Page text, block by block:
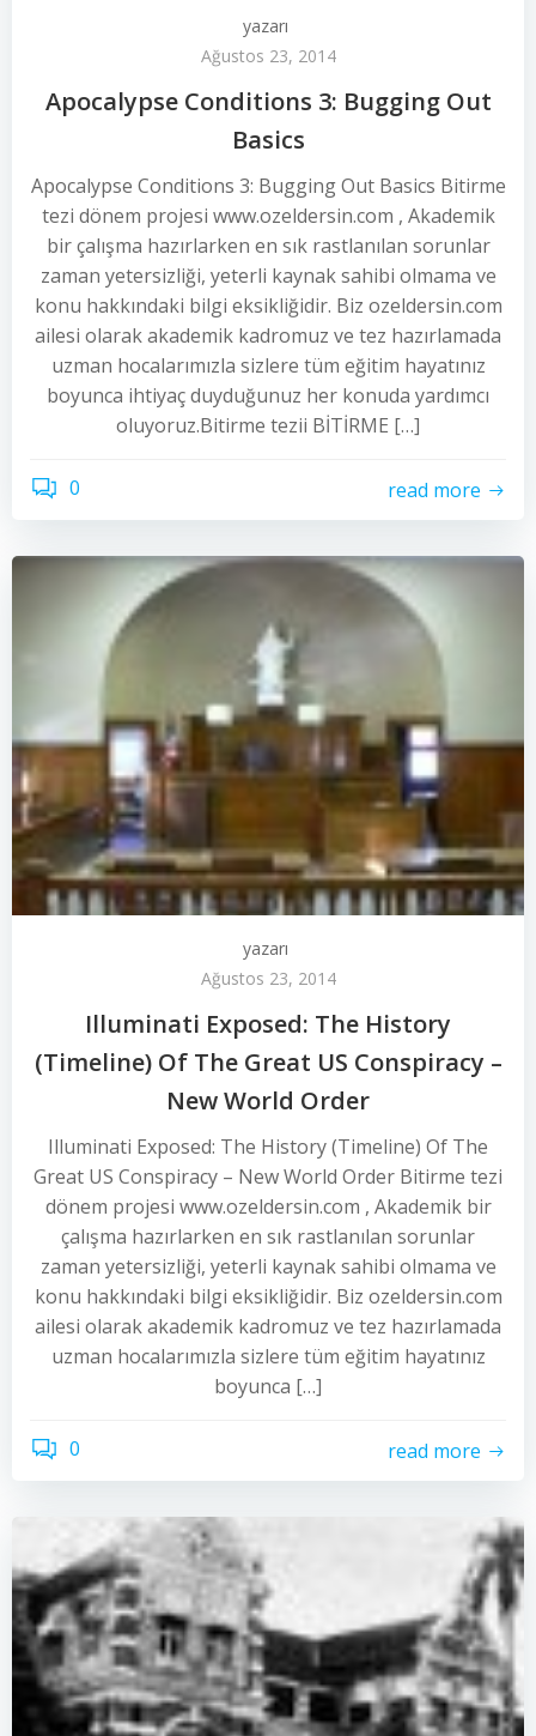
yazarı
Ağustos 23, 2014
Apocalypse Conditions 3: Bugging Out
Basics
Apocalypse Conditions 3: Bugging Out Basics Bitirme
tezi dönem projesi www.ozeldersin.com , Akademik
bir çalışma hazırlarken en sık rastlanılan sorunlar
zaman yetersizliği, yeterli kaynak sahibi olmama ve
konu hakkındaki bilgi eksikliğidir. Biz ozeldersin.com
ailesi olarak akademik kadromuz ve tez hazırlamada
uzman hocalarımızla sizlere tüm eğitim hayatınız
boyunca ihtiyaç duyduğunuz her konuda yardımcı
oluyoruz.Bitirme tezii BİTİRME […]
0 read more
yazarı
Ağustos 23, 2014
Illuminati Exposed: The History
(Timeline) Of The Great US Conspiracy –
New World Order
Illuminati Exposed: The History (Timeline) Of The
Great US Conspiracy – New World Order Bitirme tezi
dönem projesi www.ozeldersin.com , Akademik bir
çalışma hazırlarken en sık rastlanılan sorunlar
zaman yetersizliği, yeterli kaynak sahibi olmama ve
konu hakkındaki bilgi eksikliğidir. Biz ozeldersin.com
ailesi olarak akademik kadromuz ve tez hazırlamada
uzman hocalarımızla sizlere tüm eğitim hayatınız
boyunca […]
0 read more